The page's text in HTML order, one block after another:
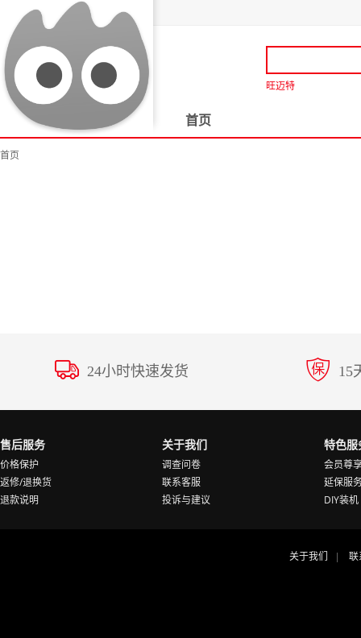
旺迈特
首页
首页
24小时快速发货 15
售后服务
价格保护
返修/退换货
退款说明
关于我们
调查问卷
联系客服
投诉与建议
特色服
会员尊
延保服
DIY装机
关于我们 联